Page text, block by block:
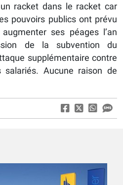
racket dans le racket car
pouvoirs publics ont prévu
ses péages l’an
de la subvention du
supplémentaire contre
Aucune raison de